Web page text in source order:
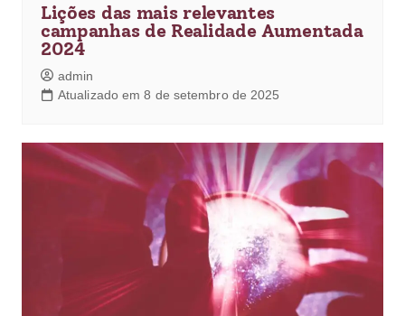
Lições das mais relevantes
campanhas de Realidade Aumentada
2024
admin
Atualizado em 8 de setembro de 2025